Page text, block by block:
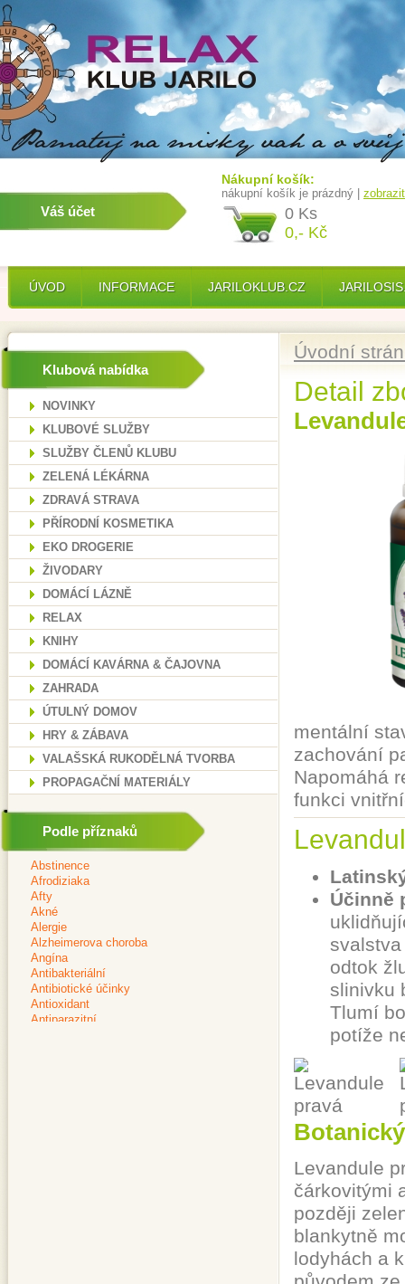
Váš účet
Nákupní košík:
nákupní košík je prázdný |
0 Ks
0,- Kč
ÚVOD INFORMACE JARILOKLUB.CZ
Klubová nabídka
NOVINKY
KLUBOVÉ SLUŽBY
SLUŽBY ČLENŮ KLUBU
ZELENÁ LÉKÁRNA
ZDRAVÁ STRAVA
PŘÍRODNÍ KOSMETIKA
EKO DROGERIE
ŽIVODARY
DOMÁCÍ LÁZNĚ
RELAX
KNIHY
DOMÁCÍ KAVÁRNA & ČAJOVNA
ZAHRADA
ÚTULNÝ DOMOV
HRY & ZÁBAVA
VALAŠSKÁ RUKODĚLNÁ TVORBA
PROPAGAČNÍ MATERIÁLY
Podle příznaků
Úvodní
Detail
mentální
zachování
Napomáhá
funkci
Účinně
odtok
slinivku
Tlumí
potíže
Levandule
čárkovitými
později
blankytně
lodyhách a